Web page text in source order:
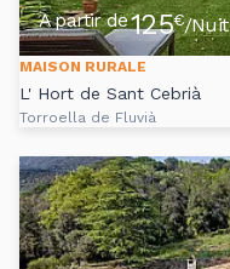
A partir de125€/Nuit
MAISON RURALE
L' Hort de Sant Cebrià
Torroella de Fluvià